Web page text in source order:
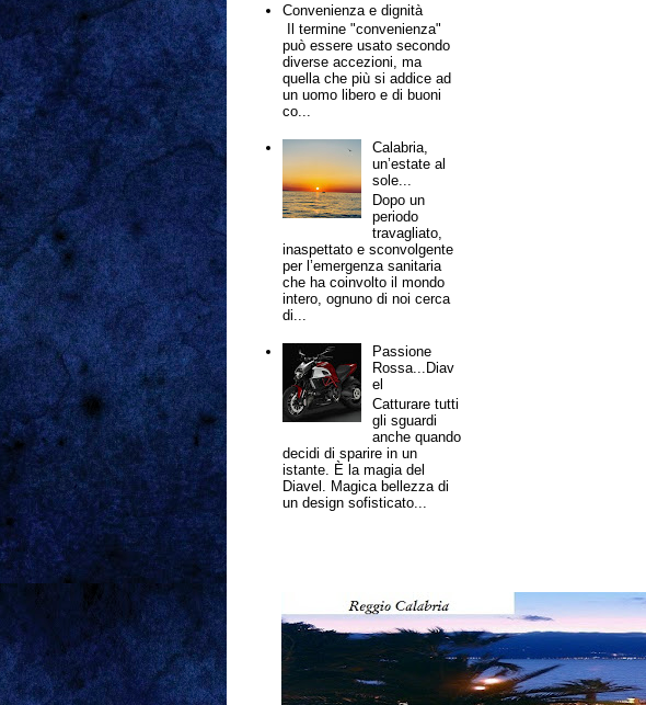
Convenienza e dignità
Il termine "convenienza"
può essere usato secondo
diverse accezioni, ma
quella che più si addice ad
un uomo libero e di buoni
co...
Calabria,
un’estate al
sole...
Dopo un
periodo
travagliato,
inaspettato e sconvolgente
per l’emergenza sanitaria
che ha coinvolto il mondo
intero, ognuno di noi cerca
di...
Passione
Rossa...Diav
el
Catturare tutti
gli sguardi
anche quando
decidi di sparire in un
istante. È la magia del
Diavel. Magica bellezza di
un design sofisticato...